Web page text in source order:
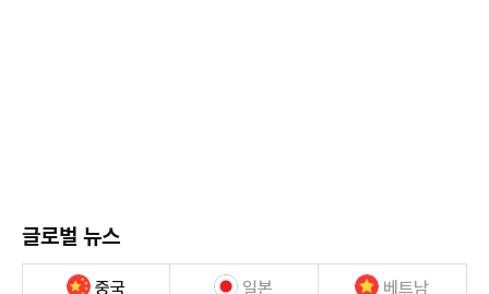
글로벌 뉴스
중국 일본 베트남